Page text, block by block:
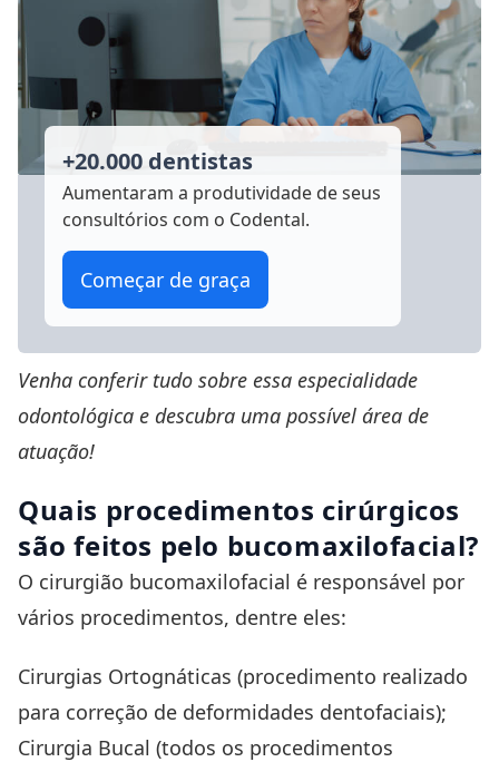
+20.000 dentistas
Aumentaram a produtividade de seus
consultórios com o Codental.
Começar de graça
Venha conferir tudo sobre essa especialidade
odontológica e descubra uma possível área de
atuação!
Quais procedimentos cirúrgicos
são feitos pelo bucomaxilofacial?
O cirurgião bucomaxilofacial é responsável por
vários procedimentos, dentre eles:
Cirurgias Ortognáticas (procedimento realizado
para correção de deformidades dentofaciais);
Cirurgia Bucal (todos os procedimentos